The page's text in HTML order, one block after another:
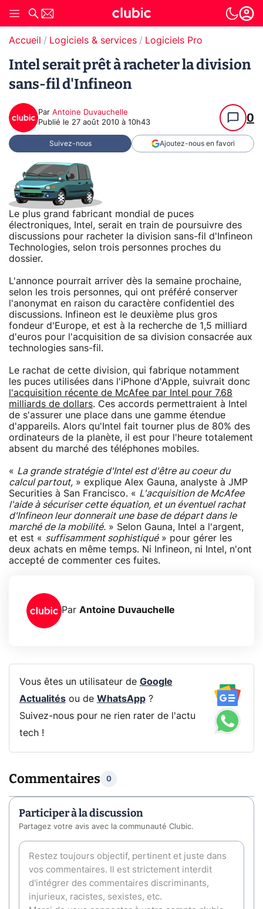
Accueil Logiciels & services Logiciels Pro
Intel serait prêt à racheter la division
sans-fil d'Infineon
Par Antoine Duvauchelle
Publié le 27 août 2010 à 10h43 0
Suivez-nous Ajoutez-nous en favori
Le plus grand fabricant mondial de puces
électroniques, Intel, serait en train de poursuivre des
discussions pour racheter la division sans-fil d'Infineon
Technologies, selon trois personnes proches du
dossier.
L'annonce pourrait arriver dès la semaine prochaine,
selon les trois personnes, qui ont préféré conserver
l'anonymat en raison du caractère confidentiel des
discussions. Infineon est le deuxième plus gros
fondeur d'Europe, et est à la recherche de 1,5 milliard
d'euros pour l'acquisition de sa division consacrée aux
technologies sans-fil.
Le rachat de cette division, qui fabrique notamment
les puces utilisées dans l'iPhone d'Apple, suivrait donc
l'acquisition récente de McAfee par Intel pour 7,68
milliards de dollars. Ces accords permettraient à Intel
de s'assurer une place dans une gamme étendue
d'appareils. Alors qu'Intel fait tourner plus de 80% des
ordinateurs de la planète, il est pour l'heure totalement
absent du marché des téléphones mobiles.
« La grande stratégie d'Intel est d'être au coeur du
calcul partout, » explique Alex Gauna, analyste à JMP
Securities à San Francisco. « L'acquisition de McAfee
l'aide à sécuriser cette équation, et un éventuel rachat
d'Infineon leur donnerait une base de départ dans le
marché de la mobilité. » Selon Gauna, Intel a l'argent,
et est « suffisamment sophistiqué» pour gérer les
deux achats en même temps. Ni Infineon, ni Intel, n'ont
accepté de commenter ces fuites.
Par Antoine Duvauchelle
Vous êtes un utilisateur de Google
Actualitésou de WhatsApp?
Suivez-nous pour ne rien rater de l'actu
tech !
Commentaires 0
Participer à la discussion
Partagez votre avis avec la communauté Clubic.